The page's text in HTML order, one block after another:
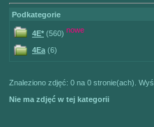
Podkategorie
4E* (560) nowe
4Ea (6)
Znaleziono zdjęć: 0 na 0 stronie(ach).
Nie ma zdjęć w tej kategorii